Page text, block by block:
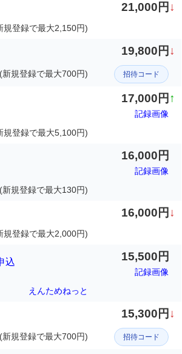
21,000円 ↓
規登録で最大2,150円)
19,800円 ↓
(新規登録で最大700円) 招待コード
17,000円 ↑
記録画像
規登録で最大5,100円)
16,000円
記録画像
(新規登録で最大130円)
16,000円 ↓
規登録で最大2,000円)
込 15,500円
記録画像
えんためねっと
15,300円 ↓
(新規登録で最大700円) 招待コード